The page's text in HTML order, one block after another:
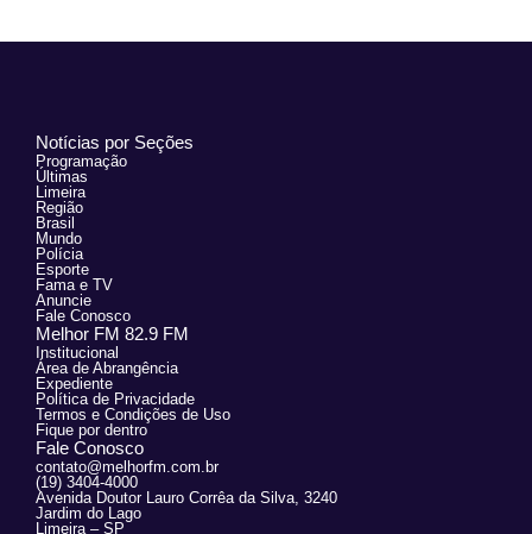
Notícias por Seções
Programação
Últimas
Limeira
Região
Brasil
Mundo
Polícia
Esporte
Fama e TV
Anuncie
Fale Conosco
Melhor FM 82.9 FM
Institucional
Área de Abrangência
Expediente
Política de Privacidade
Termos e Condições de Uso
Fique por dentro
Fale Conosco
contato@melhorfm.com.br
(19) 3404-4000
Avenida Doutor Lauro Corrêa da Silva, 3240
Jardim do Lago
Limeira – SP